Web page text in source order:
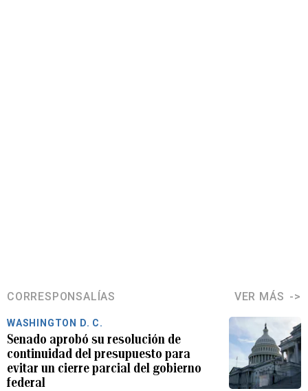
CORRESPONSALÍAS VER MÁS
WASHINGTON D. C.
Senado aprobó su resolución de
continuidad del presupuesto para
evitar un cierre parcial del gobierno
federal